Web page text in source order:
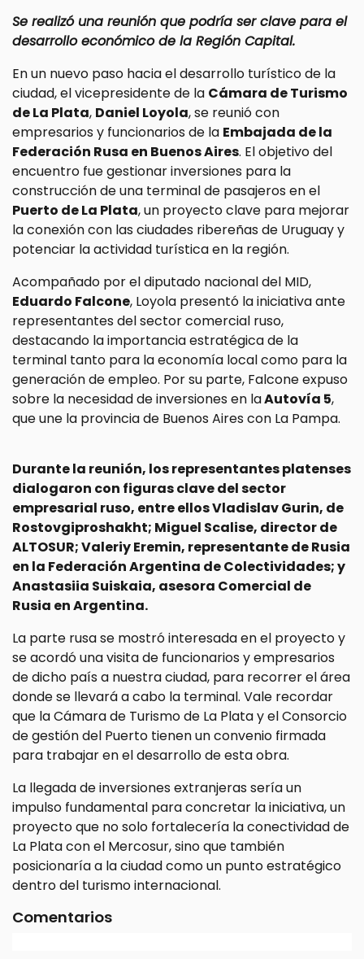
Se realizó una reunión que podría ser clave para el
desarrollo económico de la Región Capital.
En un nuevo paso hacia el desarrollo turístico de la
ciudad, el vicepresidente de la Cámara de Turismo
de La Plata, Daniel Loyola, se reunió con
empresarios y funcionarios de la Embajada de la
Federación Rusa en Buenos Aires. El objetivo del
encuentro fue gestionar inversiones para la
construcción de una terminal de pasajeros en el
Puerto de La Plata, un proyecto clave para mejorar
la conexión con las ciudades ribereñas de Uruguay y
potenciar la actividad turística en la región.
Acompañado por el diputado nacional del MID,
Eduardo Falcone, Loyola presentó la iniciativa ante
representantes del sector comercial ruso,
destacando la importancia estratégica de la
terminal tanto para la economía local como para la
generación de empleo. Por su parte, Falcone expuso
sobre la necesidad de inversiones en laAutovía 5,
que une la provincia de Buenos Aires con La Pampa.
Durante la reunión, los representantes platenses
dialogaron con figuras clave del sector
empresarial ruso, entre ellos Vladislav Gurin, de
Rostovgiproshakht; Miguel Scalise, director de
ALTOSUR; Valeriy Eremin, representante de Rusia
en la Federación Argentina de Colectividades; y
Anastasiia Suiskaia, asesora Comercial de
Rusia en Argentina.
La parte rusa se mostró interesada en el proyecto y
se acordó una visita de funcionarios y empresarios
de dicho país a nuestra ciudad, para recorrer el área
donde se llevará a cabo la terminal. Vale recordar
que la Cámara de Turismo de La Plata y el Consorcio
de gestión del Puerto tienen un convenio firmada
para trabajar en el desarrollo de esta obra.
La llegada de inversiones extranjeras sería un
impulso fundamental para concretar la iniciativa, un
proyecto que no solo fortalecería la conectividad de
La Plata con el Mercosur, sino que también
posicionaría a la ciudad como un punto estratégico
dentro del turismo internacional.
Comentarios